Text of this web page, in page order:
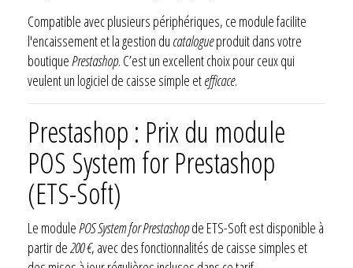
Compatible avec plusieurs périphériques, ce module facilite
l'encaissement et la gestion du catalogueproduit dans votre
boutiquePrestashop. C’est un excellent choix pour ceux qui
veulent un logiciel de caisse simple etefficace.
Prestashop : Prix du module
POS System for Prestashop
(ETS-Soft)
Le modulePOS System for Prestashopde ETS-Soft est disponible à
partir de200 €, avec des fonctionnalités de caisse simples et